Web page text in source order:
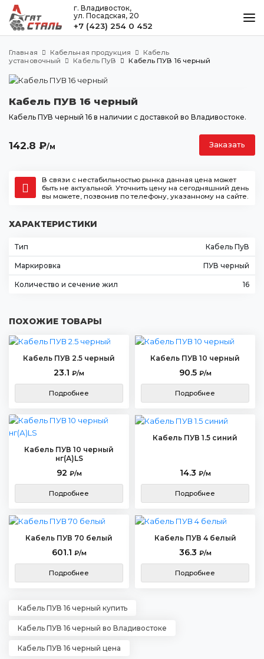
г. Владивосток,
ул. Посадская, 20
+7 (423) 254 0 452
МЕТАЛЛООБРАБОТКА
ДОСТАВКА И ОПЛАТА
КОНТАКТЫ
Владивосток
+7 (423) 254 0 452
agatstal@mail.ru
Главная Кабельная продукция
Кабель
установочный
Кабель ПуВ Кабель ПУВ 16 черный
Кабель ПУВ 16 черный
Кабель ПУВ черный 16 в наличии с доставкой во Владивостоке.
142.8 ₽/м Заказать
В связи с нестабильностью рынка данная цена может
быть не актуальной. Уточнить цену на сегодняшний день
вы можете, позвонив по телефону, указанному на сайте.
ХАРАКТЕРИСТИКИ
Тип Кабель ПуВ
Маркировка ПУВ черный
Количество и сечение жил 16
ПОХОЖИЕ ТОВАРЫ
Кабель ПУВ 2.5 черный
23.1 ₽/м
Подробнее
Кабель ПУВ 10 черный
90.5 ₽/м
Подробнее
Кабель ПУВ 10 черный
нг(А)LS
92 ₽/м
Подробнее
Кабель ПУВ 1.5 синий
14.3 ₽/м
Подробнее
Кабель ПУВ 70 белый
601.1 ₽/м
Подробнее
Кабель ПУВ 4 белый
36.3 ₽/м
Подробнее
Кабель ПУВ 16 черный купить
Кабель ПУВ 16 черный во Владивостоке
Кабель ПУВ 16 черный цена